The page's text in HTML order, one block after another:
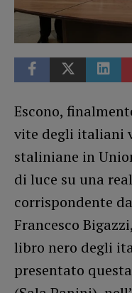
Escono,
vite degli italiani
staliniane in
di luce su una
corrispondente
Francesco
libro nero degli
presentato